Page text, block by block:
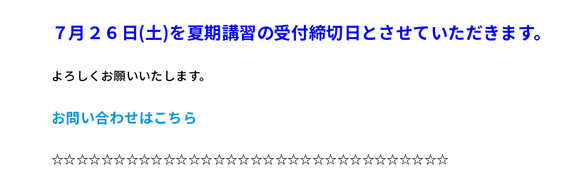
７月２６日(土)を夏期講習の受付締切日とさせていただきます。
よろしくお願いいたします。
お問い合わせはこちら
☆☆☆☆☆☆☆☆☆☆☆☆☆☆☆☆☆☆☆☆☆☆☆☆☆☆☆☆☆☆☆☆